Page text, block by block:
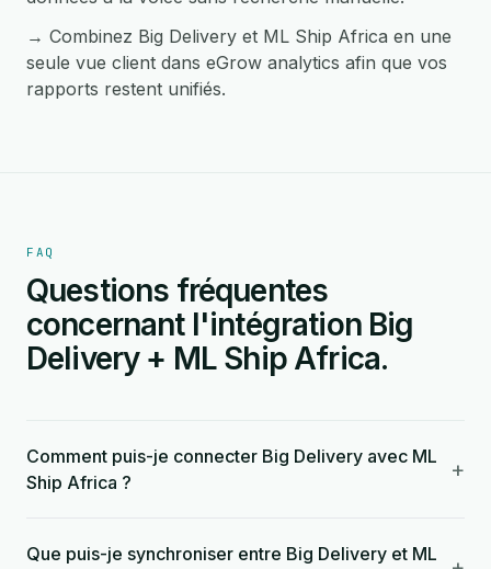
→ Combinez Big Delivery et ML Ship Africa en une
seule vue client dans eGrow analytics afin que vos
rapports restent unifiés.
FAQ
Questions fréquentes
concernant l'intégration Big
Delivery + ML Ship Africa.
Comment puis-je connecter Big Delivery avec ML
Ship Africa ?
+
Que puis-je synchroniser entre Big Delivery et ML